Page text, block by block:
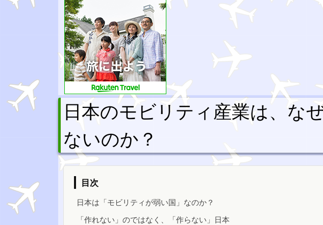
日本のモビリティ産業は、な
ないのか？
目次
日本は「モビリティが弱い国」なのか？
「作れない」のではなく、「作らない」日本